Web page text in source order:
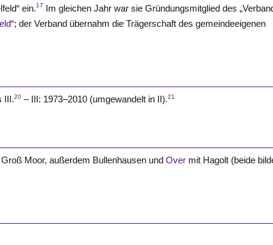
ein.17 Im gleichen Jahr war sie Gründungsmitglied des
“; der Verband übernahm die Trägerschaft des gemeindeeigenen
III.20 – III: 1973–2010 (umgewandelt in II).21
Moor, außerdem Bullenhausen undOver mit Hagolt (beide